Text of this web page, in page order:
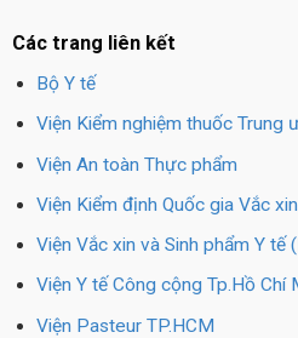
Các trang liên kết
Bộ Y tế
Viện Kiểm nghiệm thuốc Trung
Viện An toàn Thực phẩm
Viện Kiểm định Quốc gia Vắc
Viện Vắc xin và Sinh phẩm Y tế
Viện Y tế Công cộng Tp.Hồ Chí
Viện Pasteur TP.HCM